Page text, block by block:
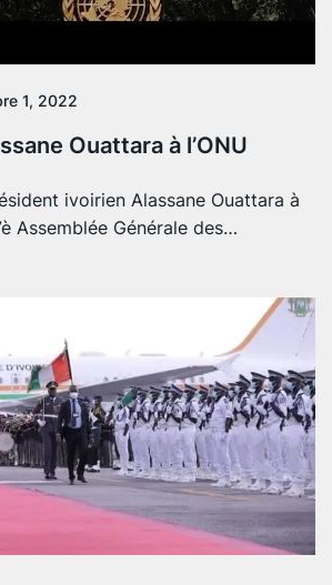
1, 2022
Ouattara à l’ONU
ivoirien Alassane Ouattara à
Assemblée Générale des…